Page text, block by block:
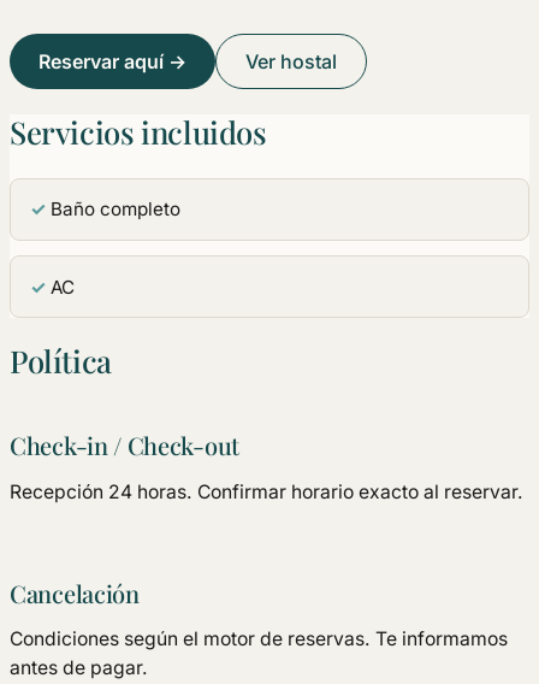
Reservar aquí → Ver hostal
Servicios incluidos
Baño completo
AC
Política
Check-in / Check-out
Recepción 24 horas. Confirmar horario exacto al reservar.
Cancelación
Condiciones según el motor de reservas. Te informamos
antes de pagar.